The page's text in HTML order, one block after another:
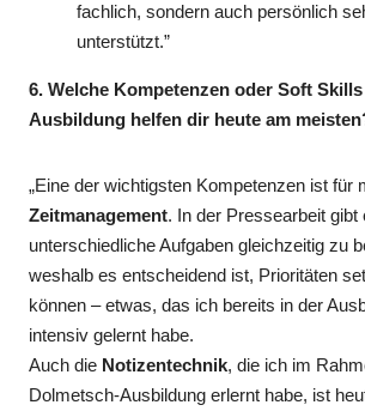
fachlich, sondern auch persönlich
unterstützt.”
6. Welche Kompetenzen oder Soft
Ausbildung helfen dir heute am
„Eine der wichtigsten Kompetenzen ist für
Zeitmanagement. In der Pressearbeit gibt
unterschiedliche Aufgaben gleichzeitig zu
weshalb es entscheidend ist, Prioritäten
können – etwas, das ich bereits in der
intensiv gelernt habe.
Auch die Notizentechnik, die ich im
Dolmetsch-Ausbildung erlernt habe, ist